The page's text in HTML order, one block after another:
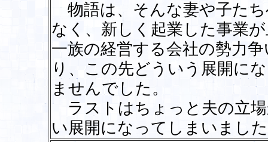
物語は、そんな妻や子た
なく、新しく起業した事業
一族の経営する会社の勢力
り、この先どういう展開に
ませんでした。
ラストはちょっと夫の立場
い展開になってしまいまし